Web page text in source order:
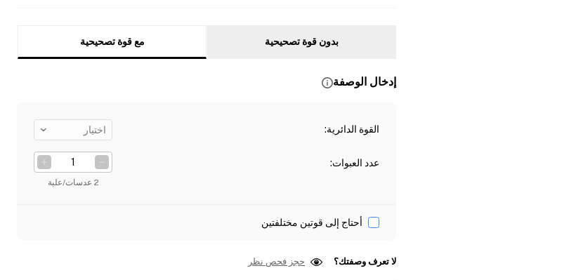
بدون قوة تصحيحية مع قوة تصحيحية
إدخال الوصفة
القوة الدائرية: اختيار
عدد العبوات:
2 عدسات/علبة
أحتاج إلى قوتين مختلفتين
لا تعرف وصفتك؟ حجز فحص نظر